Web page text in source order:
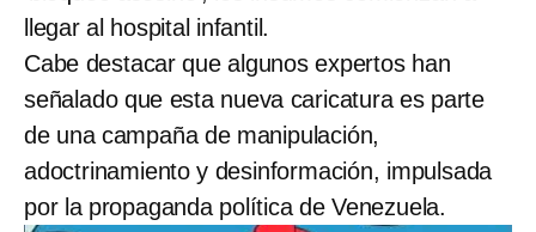
llegar al hospital infantil.
Cabe destacar que algunos expertos han
señalado que esta nueva caricatura es parte
de una campaña de manipulación,
adoctrinamiento y desinformación, impulsada
por la propaganda política de Venezuela.